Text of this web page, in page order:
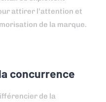
attirer l’attention et
de la marque.
concurrence
de la